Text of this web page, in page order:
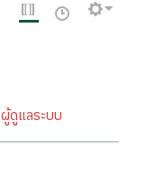
ผู้ดูแลระบบ